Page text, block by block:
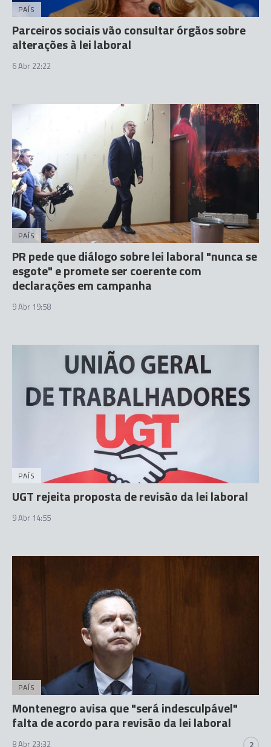
PAÍS
Parceiros sociais vão consultar órgãos sobre
alterações à lei laboral
6 Abr 22:22
PAÍS
PR pede que diálogo sobre lei laboral "nunca se
esgote" e promete ser coerente com
declarações em campanha
9 Abr 19:58
PAÍS
UGT rejeita proposta de revisão da lei laboral
9 Abr 14:55
PAÍS
Montenegro avisa que "será indesculpável"
falta de acordo para revisão da lei laboral
8 Abr 23:32 2